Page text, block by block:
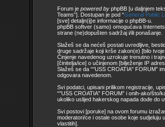
Forum je powered by phpBB [u daljnjem
Teams”]. Dostupan je pod “General Public
[sve] detaljn(ij)e informacije o phpBB-u.
phpBB softver (samo) omogućava
strane (ne)dopušten sadržaj i/ili ponašanje.
Slažeš se da nećeš postati uvredljive,
druge sadržaje koji krše zakon(e) [bilo
Činjenje navedenog uzrokuje trenutno i
[činitelja/ice] o učinjenom [bilježenje IP
Slažeš se da “"USS CROATIA" FORUM”
odgovara navedenom.
Svi podatci, upisani prilikom registracije,
“"USS CROATIA" FORUM” i onih-ako/što/
ukoliko uslijed hakerskog napada dođe do
Svi postovi [poruke] na ovom forumu
moderatori/ce i ostale osobe koje
vlastitih].